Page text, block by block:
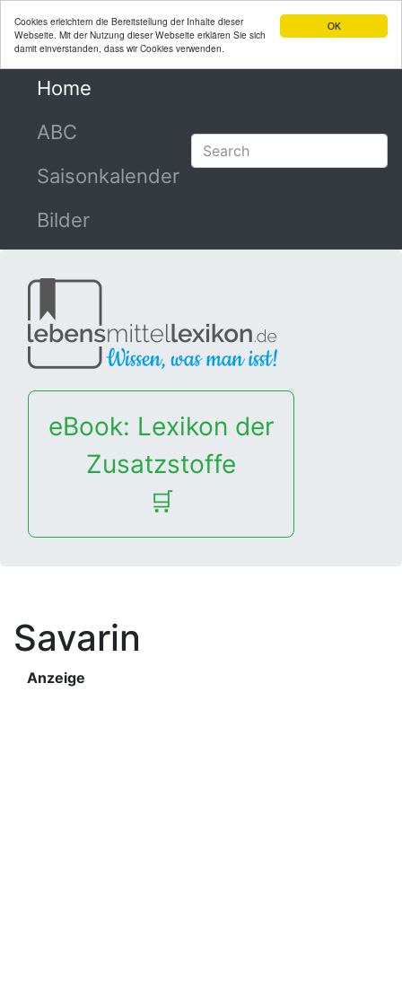
OK
Cookies erleichtern die Bereitstellung der Inhalte dieser
Webseite. Mit der Nutzung dieser Webseite erklären Sie sich
damit einverstanden, dass wir Cookies verwenden.
Home
ABC
Saisonkalender
Bilder
eBook: Lexikon der
Zusatzstoffe
🛒
Savarin
Anzeige